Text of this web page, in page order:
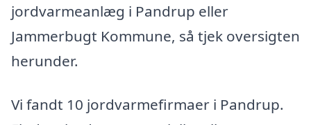
jordvarmeanlæg i Pandrup eller
Jammerbugt Kommune, så tjek oversigten
herunder.
Vi fandt 10 jordvarmefirmaer i Pandrup.